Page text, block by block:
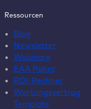
Ressourcen
Blog
Newsletter
Webinare
EAA Paket
ROI-Rechner
Wartungsvertrag
Template